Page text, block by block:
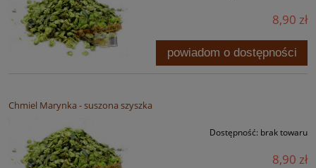
8,90 zł
powiadom o dostępności
Chmiel Marynka - suszona szyszka
Dostępność: brak towaru
8,90 zł